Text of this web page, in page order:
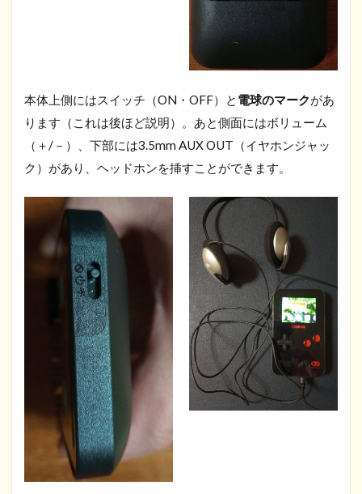
本体上側にはスイッチ（ON・OFF）と 電球のマークがあ
ります（これは後ほど説明）。あと側面にはボリューム
（＋/－）、下部には3.5mm AUX OUT（イヤホンジャッ
ク）があり、ヘッドホンを挿すことができます。